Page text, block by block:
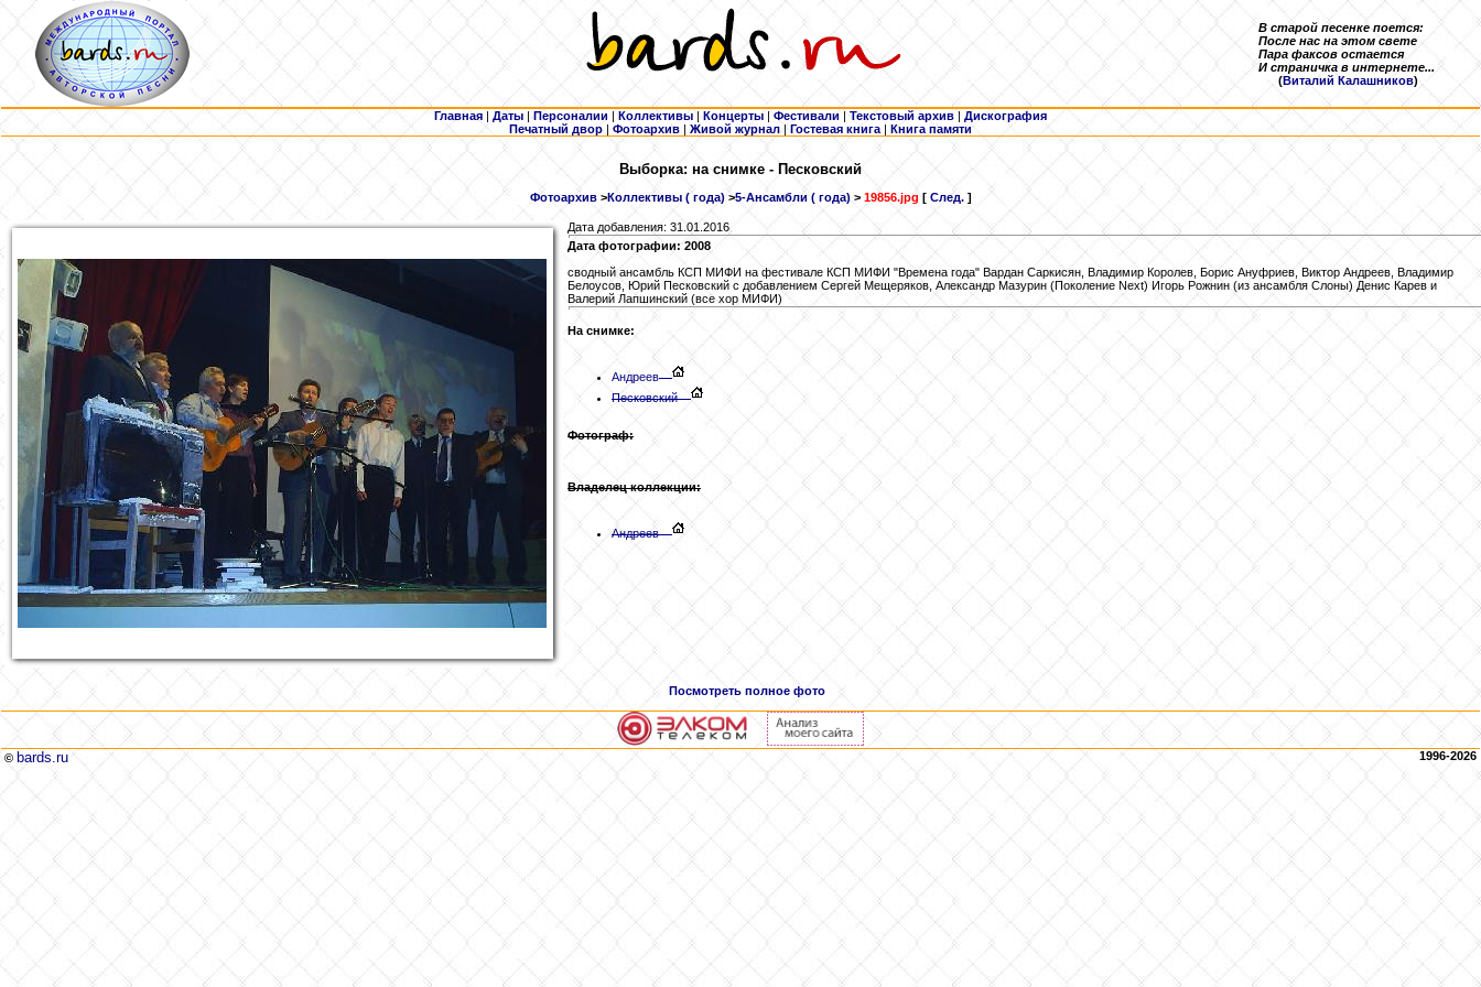
В старой песенке поется:
После нас на этом свете
Пара факсов остается
И страничка в интернете...
(Виталий Калашников)
Главная | Даты | Персоналии | Коллективы | Концерты | Фестивали | Текстовый архив | Дискография
Печатный двор | Фотоархив | Живой журнал |Гостевая книга | Книга памяти
Выборка: на снимке - Песковский
Фотоархив>Коллективы ( года)>5-Ансамбли ( года)> 19856.jpg [ След.]
Дата добавления: 31.01.2016
Дата фотографии: 2008
сводный ансамбль КСП МИФИ на фестивале КСП МИФИ "Времена года" Вардан Саркисян, Владимир Королев, Борис Ануфриев, Виктор Андреев, Владимир
Белоусов, Юрий Песковский с добавлением Сергей Мещеряков, Александр Мазурин (Поколение Next) Игорь Рожнин (из ансамбля Слоны) Денис Карев и
Валерий Лапшинский (все хор МИФИ)
На снимке:
Андреев
Песковский
Фотограф:
Владелец коллекции:
Андреев
Посмотреть полное фото
© bards.ru 1996-2026